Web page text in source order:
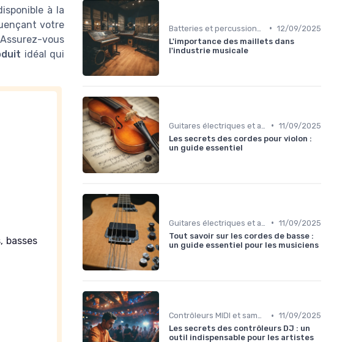
à la
votre
vous
idéal qui
basses
• 12/09/2025
L'importance des maillets dans
l'industrie musicale
• 11/09/2025
Les secrets des cordes pour violon :
un guide essentiel
• 11/09/2025
Tout savoir sur les cordes de basse :
un guide essentiel pour les musiciens
Contrôleurs MIDI et samplers • 11/09/2025
Les secrets des contrôleurs DJ : un
outil indispensable pour les artistes